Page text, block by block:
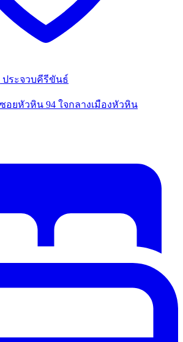
ระจวบคีรีขันธ์
อยหัวหิน 94 ใจกลางเมืองหัวหิน